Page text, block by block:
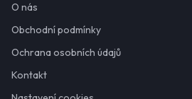
O nás
Obchodní podmínky
Ochrana osobních údajů
Kontakt